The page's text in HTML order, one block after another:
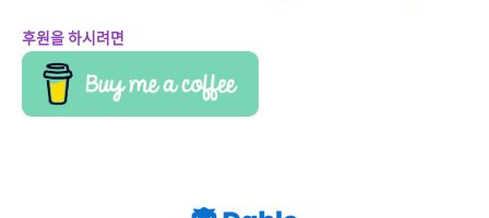
후원을 하시려면